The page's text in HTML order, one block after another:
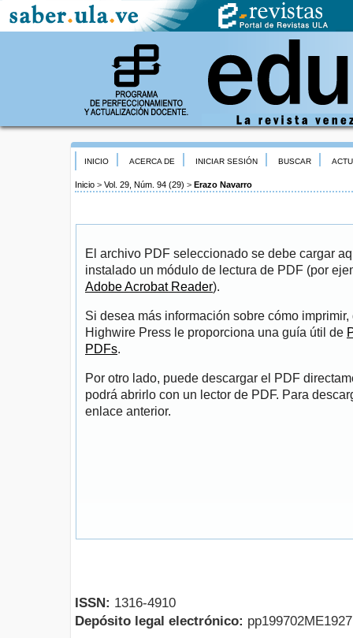
INICIO ACERCA DE INICIAR SESIÓN BUSCAR
Inicio > Vol. 29, Núm. 94 (29) > Erazo Navarro
El archivo PDF seleccionado se debe cargar
instalado un módulo de lectura de PDF (por
Adobe Acrobat Reader).
Si desea más información sobre cómo
Highwire Press le proporciona una guía útil de
PDFs.
Por otro lado, puede descargar el PDF
podrá abrirlo con un lector de PDF. Para
enlace anterior.
ISSN: 1316-4910
Depósito legal electrónico: